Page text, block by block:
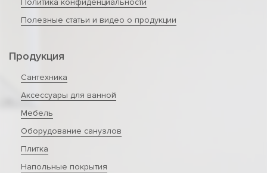
Политика конфиденциальности
Полезные статьи и видео о продукции
Продукция
Сантехника
Аксессуары для ванной
Мебель
Оборудование санузлов
Плитка
Напольные покрытия